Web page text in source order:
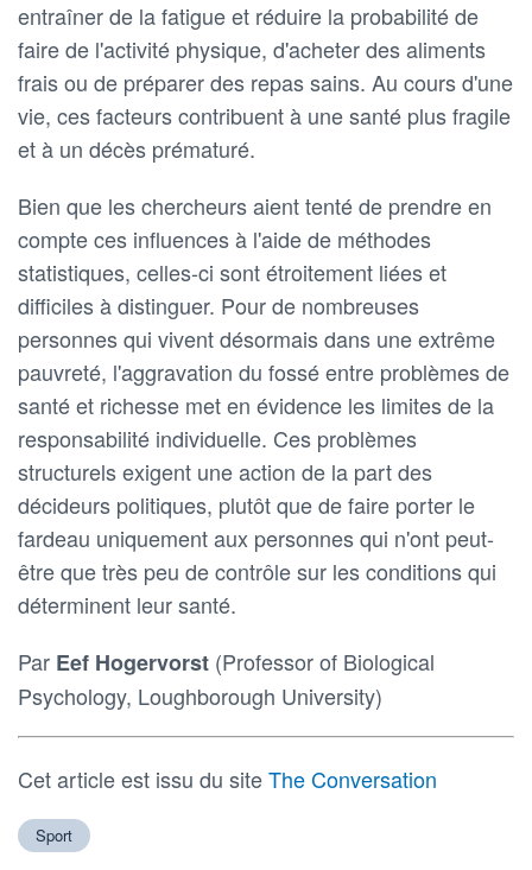
entraîner de la fatigue et réduire la probabilité de
faire de l'activité physique, d'acheter des aliments
frais ou de préparer des repas sains. Au cours d'une
vie, ces facteurs contribuent à une santé plus fragile
et à un décès prématuré.
Bien que les chercheurs aient tenté de prendre en
compte ces influences à l'aide de méthodes
statistiques, celles-ci sont étroitement liées et
difficiles à distinguer. Pour de nombreuses
personnes qui vivent désormais dans une extrême
pauvreté, l'aggravation du fossé entre problèmes de
santé et richesse met en évidence les limites de la
responsabilité individuelle. Ces problèmes
structurels exigent une action de la part des
décideurs politiques, plutôt que de faire porter le
fardeau uniquement aux personnes qui n'ont peut-
être que très peu de contrôle sur les conditions qui
déterminent leur santé.
Par Eef Hogervorst (Professor of Biological
Psychology, Loughborough University)
Cet article est issu du siteThe Conversation
Sport